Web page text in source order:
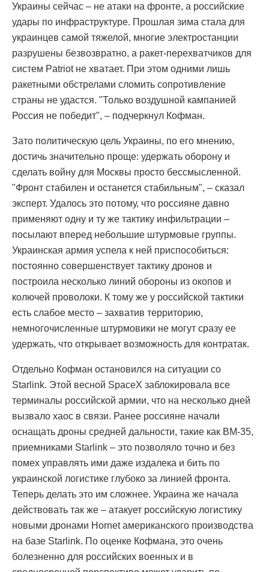
Украины сейчас – не атаки на фронте, а российские
удары по инфраструктуре. Прошлая зима стала для
украинцев самой тяжелой, многие электростанции
разрушены безвозвратно, а ракет-перехватчиков для
систем Patriot не хватает. При этом одними лишь
ракетными обстрелами сломить сопротивление
страны не удастся. "Только воздушной кампанией
Россия не победит", – подчеркнул Кофман.
Зато политическую цель Украины, по его мнению,
достичь значительно проще: удержать оборону и
сделать войну для Москвы просто бессмысленной.
"Фронт стабилен и останется стабильным", – сказал
эксперт. Удалось это потому, что россияне давно
применяют одну и ту же тактику инфильтрации –
посылают вперед небольшие штурмовые группы.
Украинская армия успела к ней приспособиться:
постоянно совершенствует тактику дронов и
построила несколько линий обороны из окопов и
колючей проволоки. К тому же у российской тактики
есть слабое место – захватив территорию,
немногочисленные штурмовики не могут сразу ее
удержать, что открывает возможность для контратак.
Отдельно Кофман остановился на ситуации со
Starlink. Этой весной SpaceX заблокировала все
терминалы российской армии, что на несколько дней
вызвало хаос в связи. Ранее россияне начали
оснащать дроны средней дальности, такие как BM-35,
приемниками Starlink – это позволяло точно и без
помех управлять ими даже издалека и бить по
украинской логистике глубоко за линией фронта.
Теперь делать это им сложнее. Украина же начала
действовать так же – атакует российскую логистику
новыми дронами Hornet американского производства
на базе Starlink. По оценке Кофмана, это очень
болезненно для российских военных и в